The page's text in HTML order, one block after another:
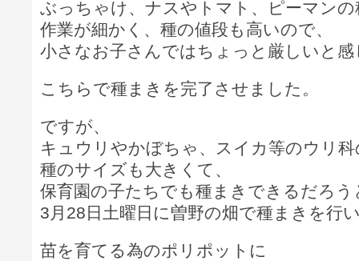
ぶっちゃけ、ナスやトマト、ピーマン
作業が細かく、種の値段も高いので、
小さなお子さんではちょっと厳しいと
こちらで種まきを完了させました。
ですが、
キュウリやかぼちゃ、スイカ等のウリ
種のサイズも大きくて、
保育園の子たちでも種まきできるだろ
3月28日土曜日に曽野の畑で種まきを行
苗を育てる為のポリポットに